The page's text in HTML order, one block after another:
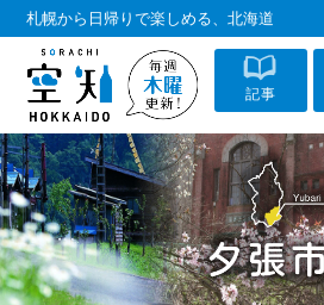
札幌から日帰りで楽しめる、北海道
記事